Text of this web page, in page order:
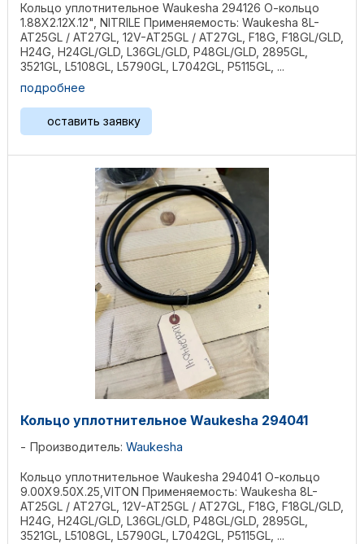
Кольцо уплотнительное Waukesha 294126 О-кольцо
1.88X2.12X.12", NITRILE Применяемость: Waukesha 8L-
AT25GL / AT27GL, 12V-AT25GL / AT27GL, F18G, F18GL/GLD,
H24G, H24GL/GLD, L36GL/GLD, P48GL/GLD, 2895GL,
3521GL, L5108GL, L5790GL, L7042GL, P5115GL, ...
подробнее
оставить заявку
Кольцо уплотнительное Waukesha 294041
Производитель: Waukesha
Кольцо уплотнительное Waukesha 294041 О-кольцо
9.00X9.50X.25,VITON Применяемость: Waukesha 8L-
AT25GL / AT27GL, 12V-AT25GL / AT27GL, F18G, F18GL/GLD,
H24G, H24GL/GLD, L36GL/GLD, P48GL/GLD, 2895GL,
3521GL, L5108GL, L5790GL, L7042GL, P5115GL, ...